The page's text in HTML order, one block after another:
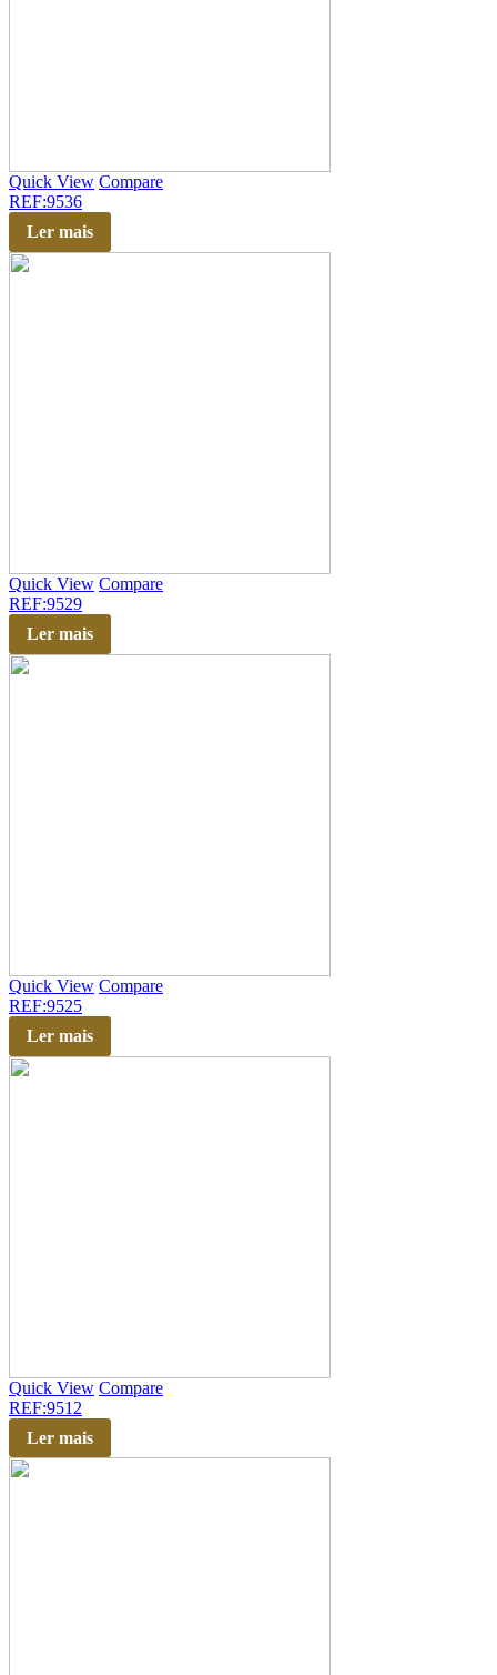
Quick View Compare
REF:9536
Ler mais
Quick View Compare
REF:9529
Ler mais
Quick View Compare
REF:9525
Ler mais
Quick View Compare
REF:9512
Ler mais